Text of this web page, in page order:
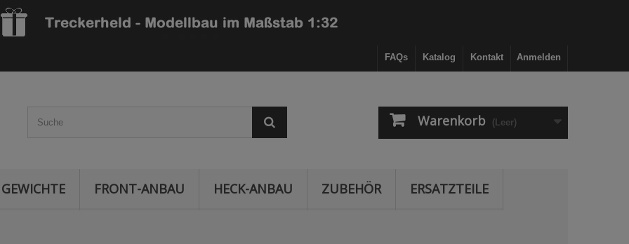
Anmelden
Kontakt
Katalog
FAQs
Warenkorb (Leer)
GEWICHTE FRONT-ANBAU HECK-ANBAU ZUBEHÖR ERSATZTEILE